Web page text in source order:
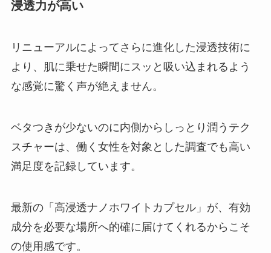
浸透力が高い
リニューアルによってさらに進化した浸透技術に
より、肌に乗せた瞬間にスッと吸い込まれるよう
な感覚に驚く声が絶えません。
ベタつきが少ないのに内側からしっとり潤うテク
スチャーは、働く女性を対象とした調査でも高い
満足度を記録しています。
最新の「高浸透ナノホワイトカプセル」が、有効
成分を必要な場所へ的確に届けてくれるからこそ
の使用感です。